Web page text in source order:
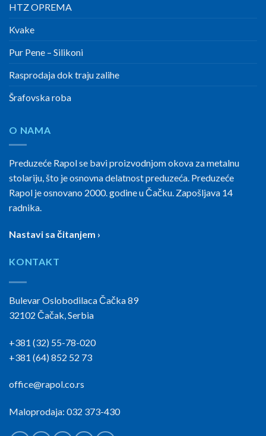
HTZ OPREMA
Kvake
Pur Pene – Silikoni
Rasprodaja dok traju zalihe
Šrafovska roba
O NAMA
Preduzeće Rapol se bavi proizvodnjom okova za metalnu
stolariju, što je osnovna delatnost preduzeća. Preduzeće
Rapol je osnovano 2000. godine u Čačku. Zapošljava 14
radnika.
Nastavi sa čitanjem ›
KONTAKT
Bulevar Oslobodilaca Čačka 89
32102 Čačak, Serbia
+381 (32) 55-78-020
+381 (64) 852 52 73
office@rapol.co.rs
Maloprodaja: 032 373-430